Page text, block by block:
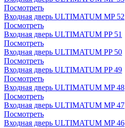
Посмотреть
Входная дверь ULTIMATUM MP 52
Посмотреть
Входная дверь ULTIMATUM PP 51
Посмотреть
Входная дверь ULTIMATUM PP 50
Посмотреть
Входная дверь ULTIMATUM PP 49
Посмотреть
Входная дверь ULTIMATUM MP 48
Посмотреть
Входная дверь ULTIMATUM MP 47
Посмотреть
Входная дверь ULTIMATUM MP 46